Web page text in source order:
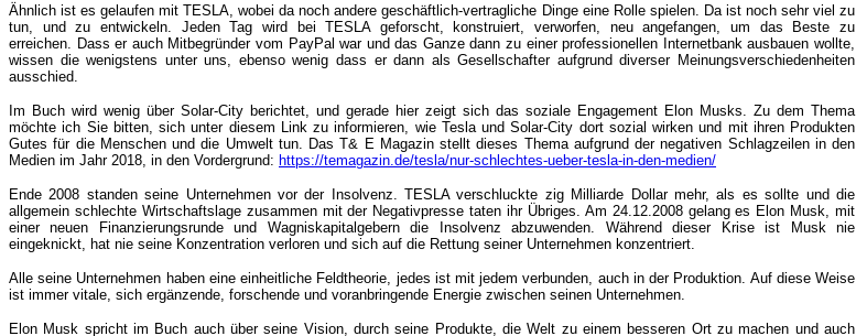
Ähnlich ist es gelaufen mit TESLA, wobei da noch andere geschäftlich-vertragliche Dinge eine Rolle spielen. Da ist noch sehr viel zu
tun, und zu entwickeln. Jeden Tag wird bei TESLA geforscht, konstruiert, verworfen, neu angefangen, um das Beste zu
erreichen.
Dass er auch Mitbegründer vom PayPal war und das Ganze dann zu einer professionellen Internetbank ausbauen wollte,
wissen die wenigstens unter uns, ebenso wenig dass er dann als Gesellschafter aufgrund diverser Meinungsverschiedenheiten
ausschied.
Im Buch wird wenig über Solar-City berichtet, und gerade hier zeigt sich das soziale Engagement Elon Musks. Zu dem Thema
möchte ich Sie bitten, sich unter diesem Link zu informieren, wie Tesla und Solar-City dort sozial wirken und mit ihren Produkten
Gutes für die Menschen und die Umwelt tun. Das T& E Magazin stellt dieses Thema aufgrund der negativen Schlagzeilen in den
Medien im Jahr 2018, in den Vordergrund: https://temagazin.de/tesla/nur-schlechtes-ueber-tesla-in-den-medien/
Ende 2008 standen seine Unternehmen vor der Insolvenz. TESLA verschluckte zig Milliarde Dollar mehr, als es sollte und die
allgemein schlechte Wirtschaftslage zusammen mit der Negativpresse taten ihr Übriges. Am 24.12.2008 gelang es Elon Musk, mit
einer neuen Finanzierungsrunde und Wagniskapitalgebern die Insolvenz abzuwenden. Während dieser Krise ist Musk nie
eingeknickt, hat nie seine Konzentration verloren und sich auf die Rettung seiner Unternehmen konzentriert.
Alle seine Unternehmen haben eine einheitliche Feldtheorie, jedes ist mit jedem verbunden, auch in der Produktion. Auf diese Weise
ist immer vitale, sich ergänzende, forschende und voranbringende Energie zwischen seinen Unternehmen.
Elon Musk spricht im Buch auch über seine Vision, durch seine Produkte, die Welt zu einem besseren Ort zu machen und auch